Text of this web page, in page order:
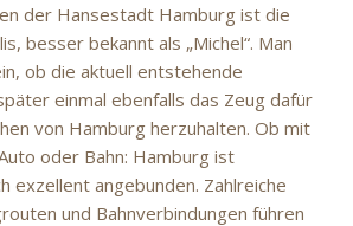
der Hansestadt Hamburg ist die
besser bekannt als „Michel“. Man
ob die aktuell entstehende
einmal ebenfalls das Zeug dafür
von Hamburg herzuhalten. Ob mit
oder Bahn: Hamburg ist
exzellent angebunden. Zahlreiche
und Bahnverbindungen führen